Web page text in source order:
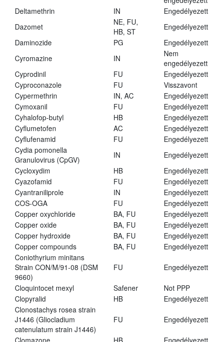
Deltamethrin
IN
Engedélyezett
Dazomet
NE, FU,
HB, ST
Engedélyezett
Daminozide
PG
Engedélyezett
Cyromazine
IN
Nem
engedélyezett
Cyprodinil
FU
Engedélyezett
Cyproconazole
FU
Visszavont
Cypermethrin
IN, AC
Engedélyezett
Cymoxanil
FU
Engedélyezett
Cyhalofop-butyl
HB
Engedélyezett
Cyflumetofen
AC
Engedélyezett
Cyflufenamid
FU
Engedélyezett
Cydia pomonella
Granulovirus (CpGV)
IN
Engedélyezett
Cycloxydim
HB
Engedélyezett
Cyazofamid
FU
Engedélyezett
Cyantraniliprole
IN
Engedélyezett
COS-OGA
FU
Engedélyezett
Copper oxychloride
BA, FU
Engedélyezett
Copper oxide
BA, FU
Engedélyezett
Copper hydroxide
BA, FU
Engedélyezett
Copper compounds
BA, FU
Engedélyezett
Coniothyrium minitans
Strain CON/M/91-08 (DSM
9660)
FU Engedélyezett
Cloquintocet mexyl Safener
Not PPP
Clopyralid
HB
Engedélyezett
Clonostachys rosea strain
J1446 (Gliocladium
catenulatum strain J1446)
FU Engedélyezett